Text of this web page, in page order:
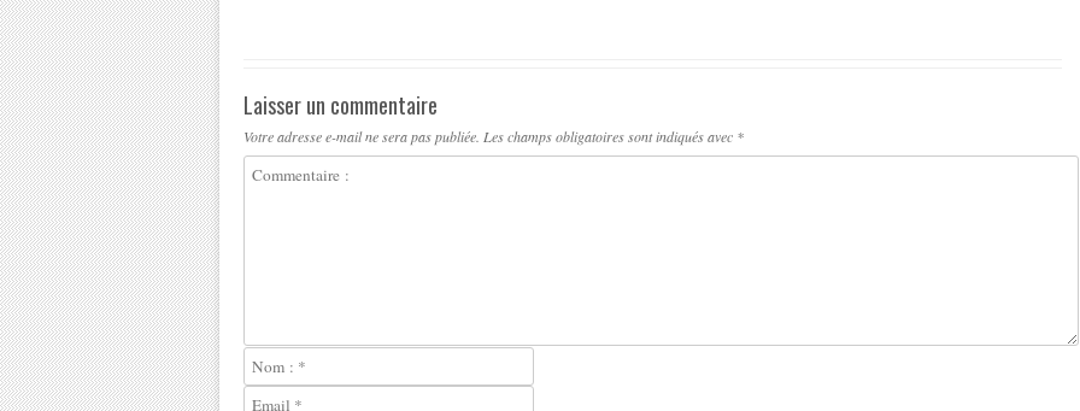
Laisser un commentaire
Votre adresse e-mail ne sera pas publiée. Les champs obligatoires sont indiqués avec *